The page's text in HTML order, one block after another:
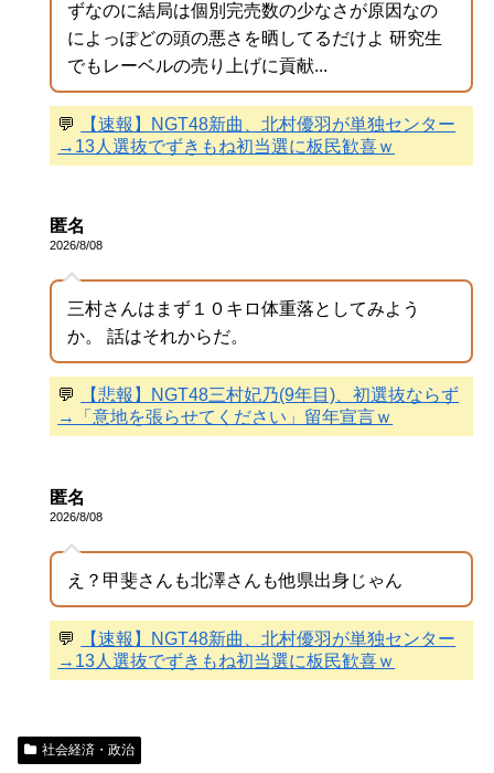
ずなのに結局は個別完売数の少なさが原因なの
によっぽどの頭の悪さを晒してるだけよ 研究生
でもレーベルの売り上げに貢献...
💬
【速報】NGT48新曲、北村優羽が単独センター
→13人選抜でずきもね初当選に板民歓喜ｗ
匿名
2026/8/08
三村さんはまず１０キロ体重落としてみよう
か。 話はそれからだ。
💬
【悲報】NGT48三村妃乃(9年目)、初選抜ならず
→「意地を張らせてください」留年宣言ｗ
匿名
2026/8/08
え？甲斐さんも北澤さんも他県出身じゃん
💬
【速報】NGT48新曲、北村優羽が単独センター
→13人選抜でずきもね初当選に板民歓喜ｗ
社会経済・政治